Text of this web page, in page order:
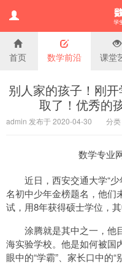
小学
首页 数学前沿 课堂
别人家的孩子！刚
取了！优秀的
admin 发布于 2020-04-30 分类
数学专业
近日，西安交通大学“少
名初中少年金榜题名，他们
试，用8年获得硕士学位，其
涂腾就是其中之一，他
海实验学校。他是如何被国
眼中的“学霸”、家长口中的